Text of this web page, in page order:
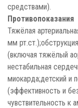
средствами).
Противопоказания
Тяжёлая
мм
(включая тяжёлый
нестабильная
миокарда;детский и
(эффективность и
чувствительность к